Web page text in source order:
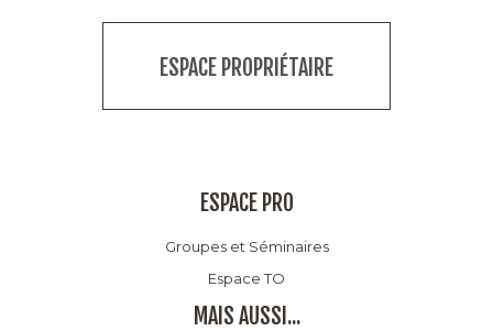
ESPACE PROPRIÉTAIRE
ESPACE PRO
Groupes et Séminaires
Espace TO
MAIS AUSSI...